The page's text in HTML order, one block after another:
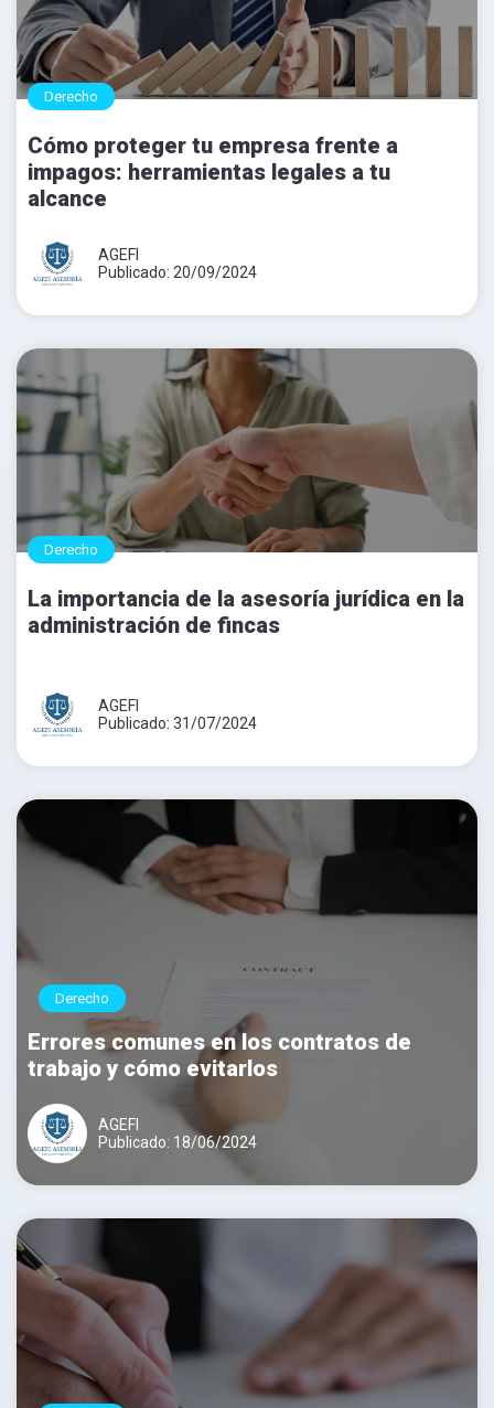
Derecho
Cómo proteger tu empresa frente a
impagos: herramientas legales a tu
alcance
AGEFI
Publicado: 20/09/2024
Derecho
La importancia de la asesoría jurídica en la
administración de fincas
AGEFI
Publicado: 31/07/2024
Derecho
Errores comunes en los contratos de
trabajo y cómo evitarlos
AGEFI
Publicado: 18/06/2024